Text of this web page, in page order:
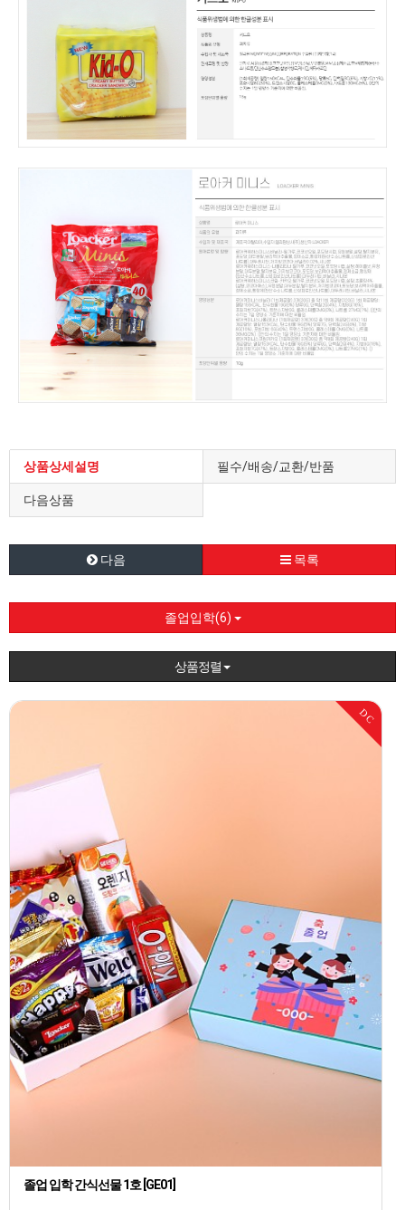
상품상세설명 필수/배송/교환/반품
다음상품
다음 목록
졸업입학(6)
상품정렬
DC
졸업 입학 간식선물 1호 [GE01]